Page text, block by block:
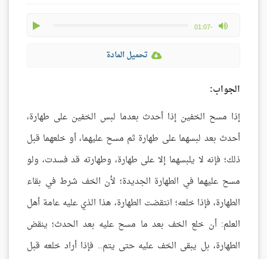
-01:07
max volume
تحميل المادة
الجواب:
إذا مسح الخفين إذا أحدث بعدما لبس الخفين على طهارة،
أحدث بعد لبسهما على طهارة ثم مسح عليهما، أو خلعهما قبل
ذلك؛ فإنه لا يلبسهما إلا على طهارة، وطهارته قد فسدت، ولو
مسح عليهما في الطهارة الجديدة؛ لأن الخف شرط في بقاء
الطهارة، فإذا خلعه؛ انتقضت الطهارة، هذا الذي عليه عامة أهل
العلم: أن خلع الخف بعد ما مسح عليه بعد الحدث؛ ينقض
الطهارة، بل يبقى الخف عليه حتى يتم.. فإذا أراد خلعه قبل